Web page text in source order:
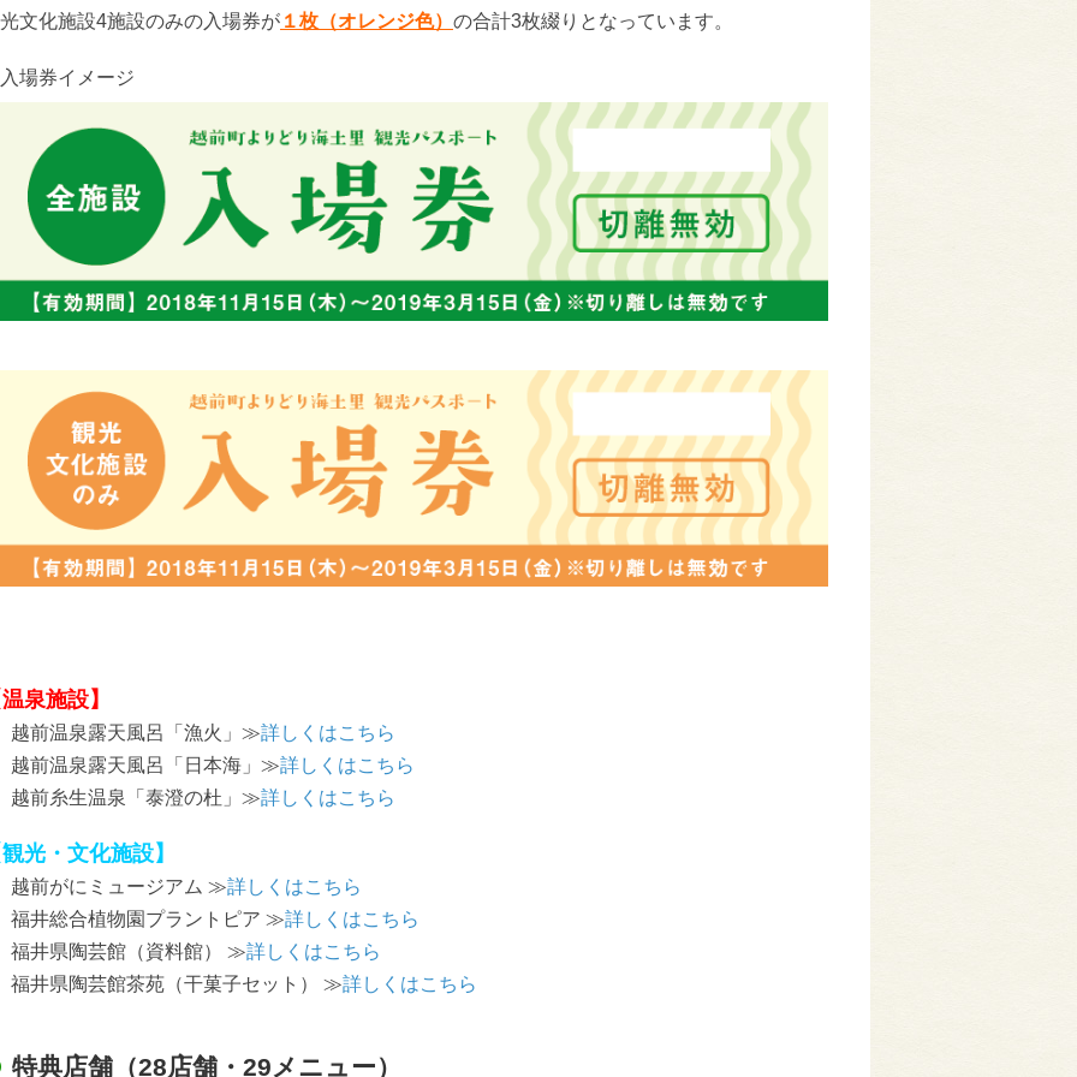
文化施設4施設のみの入場券が １枚（オレンジ色） の合計3枚綴りとなっています。
場券イメージ
泉施設】
前温泉露天風呂「漁火」≫詳しくはこちら
前温泉露天風呂「日本海」≫詳しくはこちら
前糸生温泉「泰澄の杜」≫詳しくはこちら
光・文化施設】
前がにミュージアム ≫詳しくはこちら
井総合植物園プラントピア ≫詳しくはこちら
井県陶芸館（資料館） ≫詳しくはこちら
井県陶芸館茶苑（干菓子セット） ≫詳しくはこちら
特典店舗（28店舗・29メニュー）